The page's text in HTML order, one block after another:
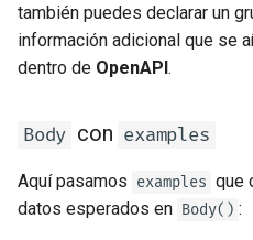
también puedes declarar un
información adicional que se
dentro de OpenAPI.
Body con examples
Aquí pasamos examples que
datos esperados en Body() :